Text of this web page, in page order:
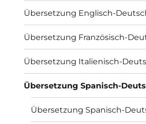
Übersetzung Englisch-
Übersetzung Französisch-
Übersetzung Italienisch-
Übersetzung Spanisch-
Übersetzung Spanisch-